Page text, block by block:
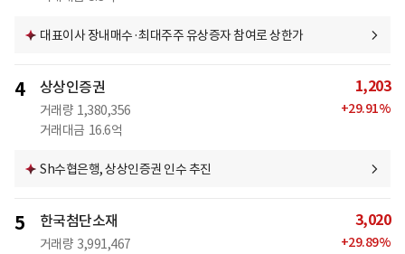
대표이사 장내매수·최대주주 유상증자 참여로 상한가
4 상상인증권
거래량 1,380,356
거래대금 16.6억
1,203
+29.91%
Sh수협은행, 상상인증권 인수 추진
5 한국첨단소재
거래량 3,991,467
3,020
+29.89%